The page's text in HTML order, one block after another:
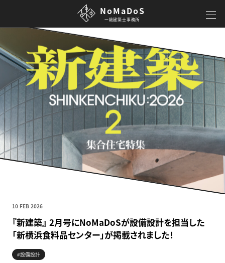
NoMaDoS
一級建築士事務所
10 FEB 2026
『新建築』 2月号にNoMaDoSが設備設計を担当した
「新横浜食料品センター」が掲載されました！
#設備設計